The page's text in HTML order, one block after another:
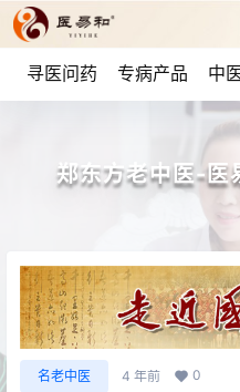
寻医问药 专病产品 中
郑东方老中医-医
名老中医 4 年前 0